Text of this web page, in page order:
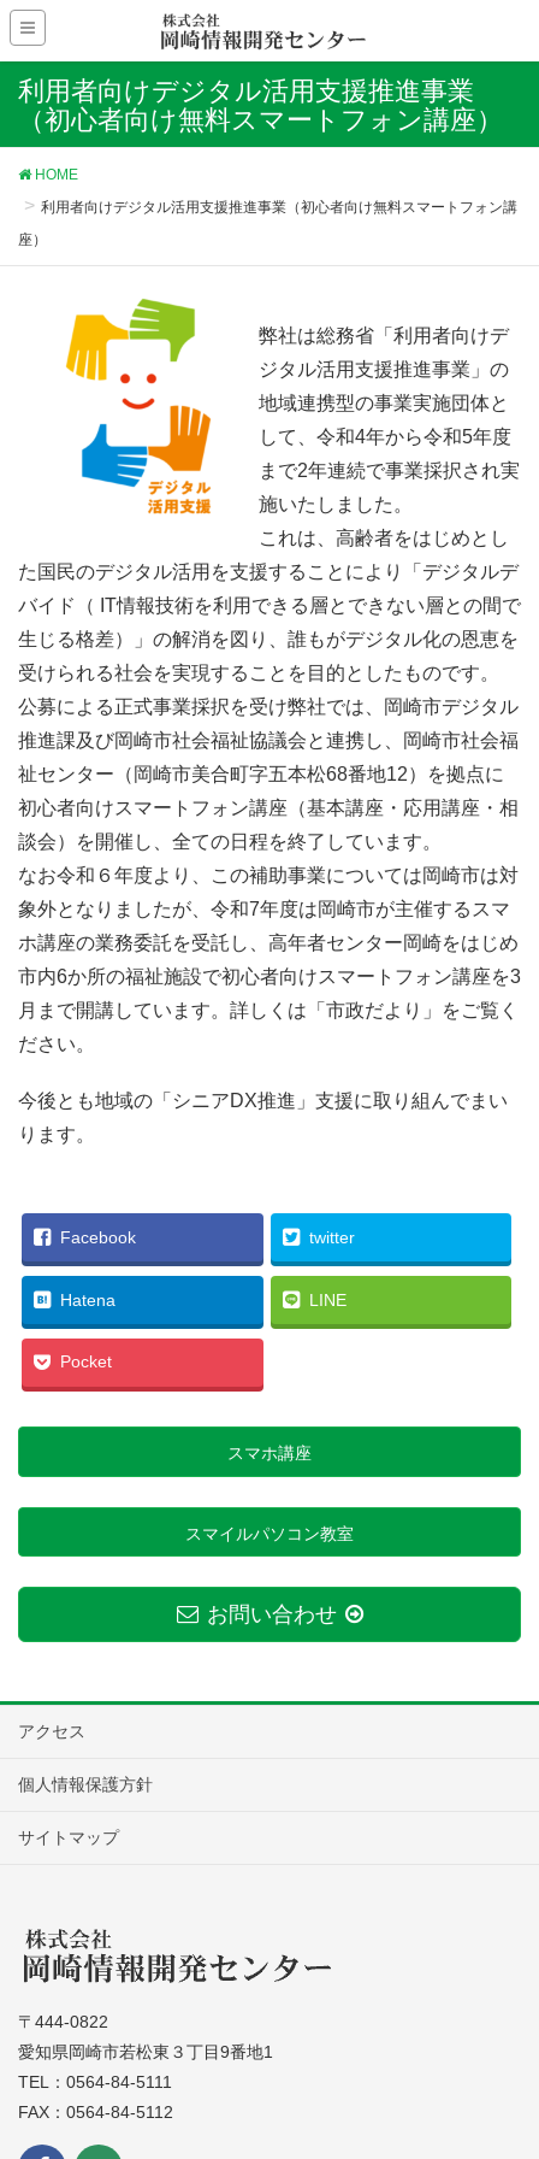
利用者向けデジタル活用支援推進事業
（初心者向け無料スマートフォン講座）
HOME
利用者向けデジタル活用支援推進事業（初心者向け無料スマートフォン講
座）
弊社は総務省「利用者向けデ
ジタル活用支援推進事業」の
地域連携型の事業実施団体と
して、令和4年から令和5年度
まで2年連続で事業採択され実
施いたしました。
これは、高齢者をはじめとし
た国民のデジタル活用を支援することにより「デジタルデ
バイド（ IT情報技術を利用できる層とできない層との間で
生じる格差）」の解消を図り、誰もがデジタル化の恩恵を
受けられる社会を実現することを目的としたものです。
公募による正式事業採択を受け弊社では、岡崎市デジタル
推進課及び岡崎市社会福祉協議会と連携し、岡崎市社会福
祉センター（岡崎市美合町字五本松68番地12）を拠点に
初心者向けスマートフォン講座（基本講座・応用講座・相
談会）を開催し、全ての日程を終了しています。
なお令和６年度より、この補助事業については岡崎市は対
象外となりましたが、令和7年度は岡崎市が主催するスマ
ホ講座の業務委託を受託し、高年者センター岡崎をはじめ
市内6か所の福祉施設で初心者向けスマートフォン講座を3
月まで開講しています。詳しくは「市政だより」をご覧く
ださい。
今後とも地域の「シニアDX推進」支援に取り組んでまい
ります。
Facebook twitter
Hatena LINE
Pocket
スマホ講座
スマイルパソコン教室
お問い合わせ
アクセス
個人情報保護方針
サイトマップ
〒444-0822
愛知県岡崎市若松東３丁目9番地1
TEL：0564-84-5111
FAX：0564-84-5112